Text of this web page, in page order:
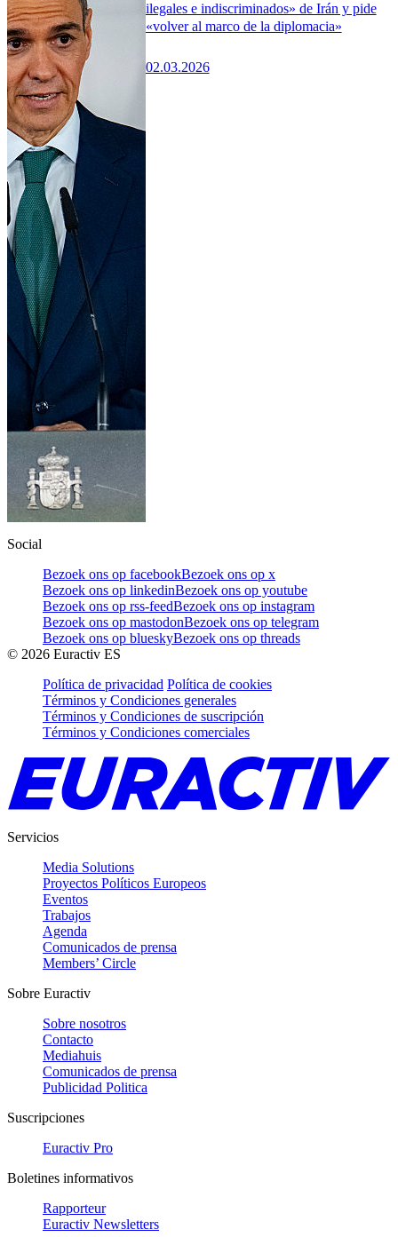
ilegales e indiscriminados» de Irán y pide
«volver al marco de la diplomacia»
02.03.2026
Social
Bezoek ons op facebookBezoek ons op x
Bezoek ons op linkedinBezoek ons op youtube
Bezoek ons op rss-feedBezoek ons op instagram
Bezoek ons op mastodonBezoek ons op telegram
Bezoek ons op blueskyBezoek ons op threads
© 2026 Euractiv ES
Política de privacidad Política de cookies
Términos y Condiciones generales
Términos y Condiciones de suscripción
Términos y Condiciones comerciales
Servicios
Media Solutions
Proyectos Políticos Europeos
Eventos
Trabajos
Agenda
Comunicados de prensa
Members’ Circle
Sobre Euractiv
Sobre nosotros
Contacto
Mediahuis
Comunicados de prensa
Publicidad Politica
Suscripciones
Euractiv Pro
Boletines informativos
Rapporteur
Euractiv Newsletters